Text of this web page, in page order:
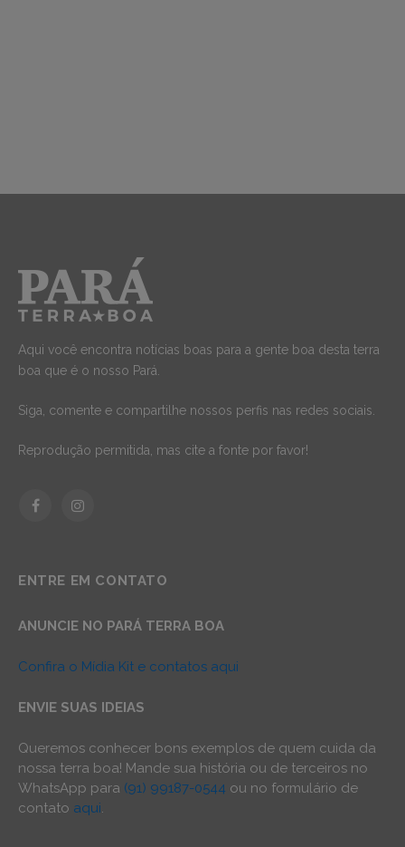
Aqui você encontra notícias boas para a gente boa desta terra
boa que é o nosso Pará.
Siga, comente e compartilhe nossos perfis nas redes sociais.
Reprodução permitida, mas cite a fonte por favor!
FacebookInstagram
ENTRE EM CONTATO
ANUNCIE NO PARÁ TERRA BOA
Confira o Mídia Kit e contatos aqui
ENVIE SUAS IDEIAS
Queremos conhecer bons exemplos de quem cuida da
nossa terra boa! Mande sua história ou de terceiros no
WhatsApp para (91) 99187-0544 ou no formulário de
contato aqui.